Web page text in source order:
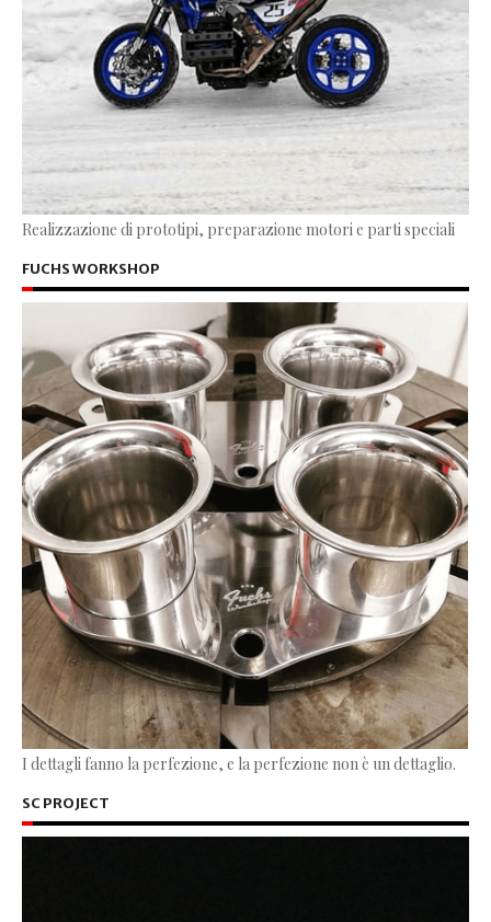
Realizzazione di prototipi, preparazione motori e parti speciali
FUCHS WORKSHOP
I dettagli fanno la perfezione, e la perfezione non è un dettaglio.
SC PROJECT